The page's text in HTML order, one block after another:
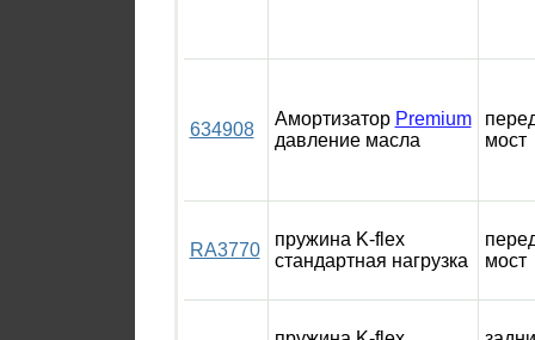
634908
Амортизатор Premium
давление масла
мост
RA3770
пружина K-flex
стандартная нагрузка
мост